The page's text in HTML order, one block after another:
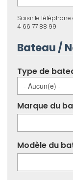
Saisir le
4 66 77 88 99
Bateau /
Type de
Marque du
Modèle du